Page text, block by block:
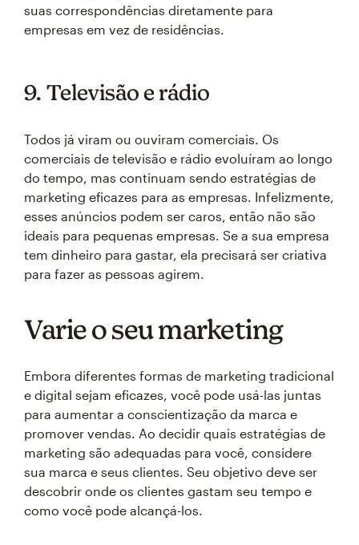
suas correspondências diretamente para
empresas em vez de residências.
9. Televisão e rádio
Todos já viram ou ouviram comerciais. Os
comerciais de televisão e rádio evoluíram ao longo
do tempo, mas continuam sendo estratégias de
marketing eficazes para as empresas. Infelizmente,
esses anúncios podem ser caros, então não são
ideais para pequenas empresas. Se a sua empresa
tem dinheiro para gastar, ela precisará ser criativa
para fazer as pessoas agirem.
Varie o seu marketing
Embora diferentes formas de marketing tradicional
e digital sejam eficazes, você pode usá-las juntas
para aumentar a conscientização da marca e
promover vendas. Ao decidir quais estratégias de
marketing são adequadas para você, considere
sua marca e seus clientes. Seu objetivo deve ser
descobrir onde os clientes gastam seu tempo e
como você pode alcançá-los.